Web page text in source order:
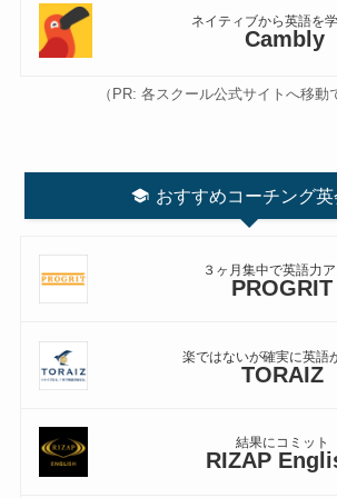
ネイティブから英語を
Cambly
（PR: 各スクール公式サイトへ移動
おすすめコーチング
３ヶ月集中で英語力
PROGRIT
楽ではないが確実に英語
TORAIZ
結果にコミット
RIZAP